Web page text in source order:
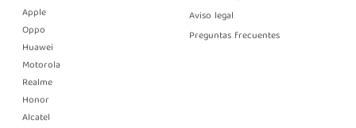
Apple
Oppo
Huawei
Motorola
Realme
Honor
Alcatel
Aviso legal
Preguntas frecuentes